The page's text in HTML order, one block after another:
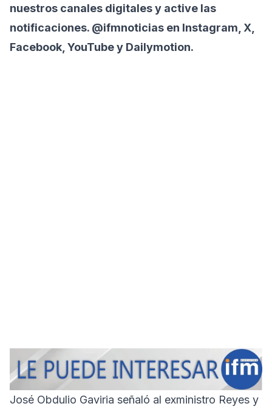
nuestros canales digitales y active las
notificaciones. @ifmnoticias en Instagram, X,
Facebook, YouTube y Dailymotion.
José Obdulio Gaviria señaló al exministro Reyes y